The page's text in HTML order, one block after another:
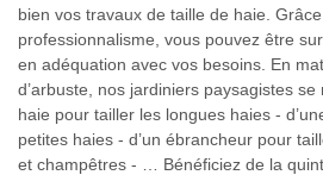
bien vos travaux de taille de haie.
professionnalisme, vous pouvez être
en adéquation avec vos besoins. En
d’arbuste, nos jardiniers paysagistes se
haie pour tailler les longues haies -
petites haies - d’un ébrancheur pour
et champêtres - … Bénéficiez de la